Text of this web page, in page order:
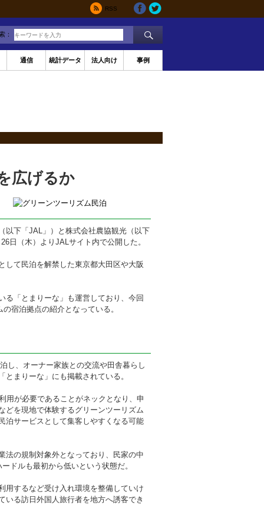
RSS
：
通信 統計データ 法人向け 事例
広げるか
以下「JAL」）と株式会社農協観光（以下
日（木）よりJALサイト内で公開した。
して民泊を解禁した東京都大田区や大阪
る「とまりーな」も運営しており、今回
宿泊拠点の紹介となっている。
し、オーナー家族との交流や田舎暮らし
まりーな」にも掲載されている。
用が必要であることがネックとなり、申
どを現地で体験するグリーンツーリズム
泊サービスとして集客しやすくなる可能
法の規制対象外となっており、民家の中
ドルも最初から低いという状態だ。
用するなど受け入れ環境を整備していけ
いる訪日外国人旅行者を地方へ誘客でき